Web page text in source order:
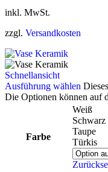
inkl. MwSt.
zzgl. Versandkosten
Schnellansicht
Ausführung wählen
Die Optionen können auf
Farbe
Weiß
Schwarz
Taupe
Türkis